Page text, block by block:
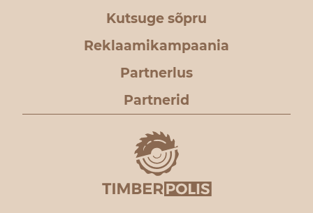
Kutsuge sõpru
Reklaamikampaania
Partnerlus
Partnerid